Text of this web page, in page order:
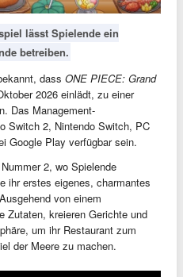
lässt Spielende ein
betreiben.
dass ONE PIECE: Grand
2026 einlädt, zu einer
Das Management-
Switch 2, Nintendo Switch, PC
Google Play verfügbar sein.
2, wo Spielende
ihr erstes eigenes, charmantes
von einem
Zutaten, kreieren Gerichte und
um ihr Restaurant zum
der Meere zu machen.